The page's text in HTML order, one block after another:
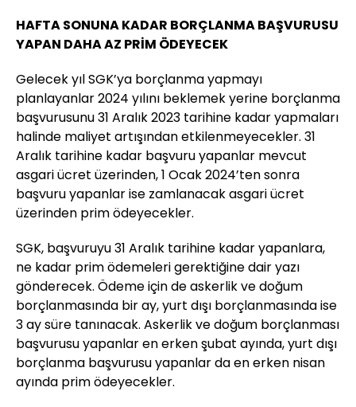
HAFTA SONUNA KADAR BORÇLANMA BAŞVURUSU
YAPAN DAHA AZ PRİM ÖDEYECEK
Gelecek yıl SGK’ya borçlanma yapmayı
planlayanlar 2024 yılını beklemek yerine borçlanma
başvurusunu 31 Aralık 2023 tarihine kadar yapmaları
halinde maliyet artışından etkilenmeyecekler. 31
Aralık tarihine kadar başvuru yapanlar mevcut
asgari ücret üzerinden, 1 Ocak 2024’ten sonra
başvuru yapanlar ise zamlanacak asgari ücret
üzerinden prim ödeyecekler.
SGK, başvuruyu 31 Aralık tarihine kadar yapanlara,
ne kadar prim ödemeleri gerektiğine dair yazı
gönderecek. Ödeme için de askerlik ve doğum
borçlanmasında bir ay, yurt dışı borçlanmasında ise
3 ay süre tanınacak. Askerlik ve doğum borçlanması
başvurusu yapanlar en erken şubat ayında, yurt dışı
borçlanma başvurusu yapanlar da en erken nisan
ayında prim ödeyecekler.